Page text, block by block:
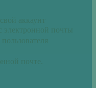
аккаунт
электронной почты
почте.